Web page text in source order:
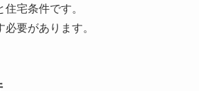
住宅条件です。
必要があります。